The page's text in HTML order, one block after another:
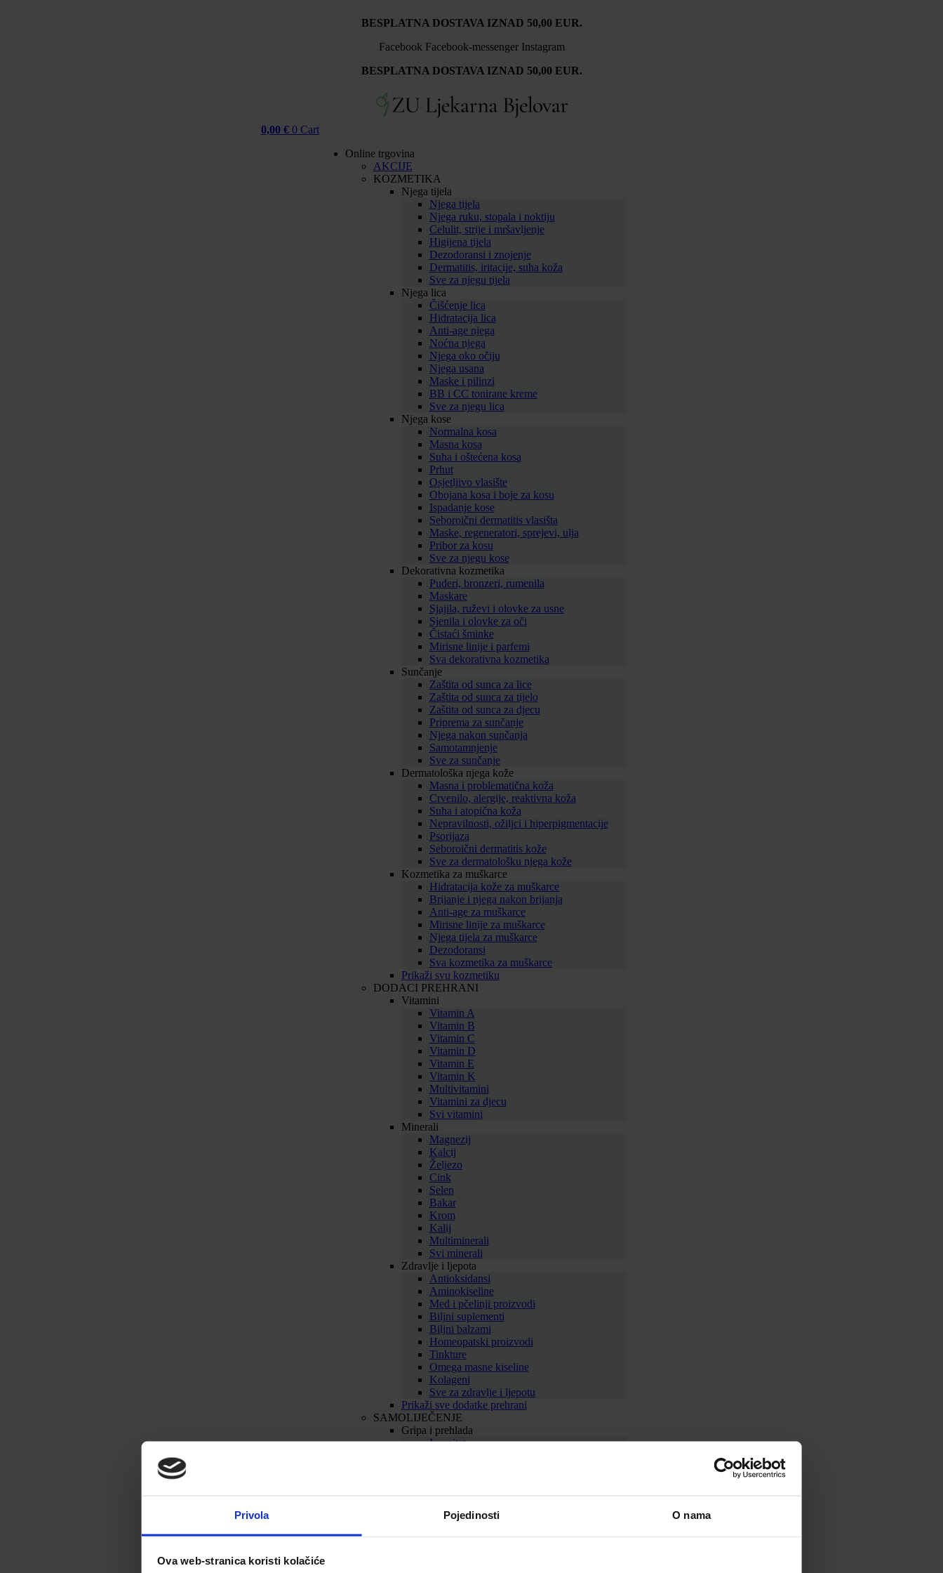
Privola Pojedinosti O nama
Ova web-stranica koristi kolačiće
BESPLATNA DOSTAVA IZNAD 50,00 EUR.
Facebook Facebook-messenger Instagram
BESPLATNA DOSTAVA IZNAD 50,00 EUR.
0,00 € 0 Cart
Online trgovina
AKCIJE
KOZMETIKA
Njega tijela
Njega tijela
Njega ruku, stopala i noktiju
Celulit, strije i mršavljenje
Higijena tijela
Dezodoransi i znojenje
Dermatitis, iritacije, suha koža
Sve za njegu tijela
Njega lica
Čišćenje lica
Hidratacija lica
Anti-age njega
Noćna njega
Njega oko očiju
Njega usana
Maske i pilinzi
BB i CC tonirane kreme
Sve za njegu lica
Njega kose
Normalna kosa
Masna kosa
Suha i oštećena kosa
Prhut
Osjetljivo vlasište
Obojana kosa i boje za kosu
Ispadanje kose
Seboroični dermatitis vlasišta
Maske, regeneratori, sprejevi, ulja
Pribor za kosu
Sve za njegu kose
Dekorativna kozmetika
Puderi, bronzeri, rumenila
Maskare
Sjajila, ruževi i olovke za usne
Sjenila i olovke za oči
Čistaći šminke
Mirisne linije i parfemi
Sva dekorativna kozmetika
Sunčanje
Zaštita od sunca za lice
Zaštita od sunca za tijelo
Zaštita od sunca za djecu
Priprema za sunčanje
Njega nakon sunčanja
Samotamnjenje
Sve za sunčanje
Dermatološka njega kože
Masna i problematična koža
Crvenilo, alergije, reaktivna koža
Suha i atopična koža
Nepravilnosti, ožiljci i hiperpigmentacije
Psorijaza
Seboroični dermatitis kože
Sve za dermatološku njega kože
Kozmetika za muškarce
Hidratacija kože za muškarce
Brijanje i njega nakon brijanja
Anti-age za muškarce
Mirisne linije za muškarce
Njega tijela za muškarce
Dezodoransi
Sva kozmetika za muškarce
Prikaži svu kozmetiku
DODACI PREHRANI
Vitamini
Vitamin A
Vitamin B
Vitamin C
Vitamin D
Vitamin E
Vitamin K
Multivitamini
Vitamini za djecu
Svi vitamini
Minerali
Magnezij
Kalcij
Željezo
Cink
Selen
Bakar
Krom
Kalij
Multiminerali
Svi minerali
Zdravlje i ljepota
Antioksidansi
Aminokiseline
Med i pčelinji proizvodi
Biljni suplementi
Biljni balzami
Homeopatski proizvodi
Tinkture
Omega masne kiseline
Kolageni
Sve za zdravlje i ljepotu
Prikaži sve dodatke prehrani
SAMOLIJEČENJE
Gripa i prehlada
Imunitet
Srce